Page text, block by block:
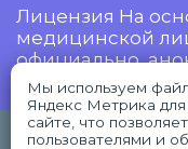
Лицензия На
медицинской
официально,
18+
Мы используем
Яндекс Метрика
сайте, что
пользователями и